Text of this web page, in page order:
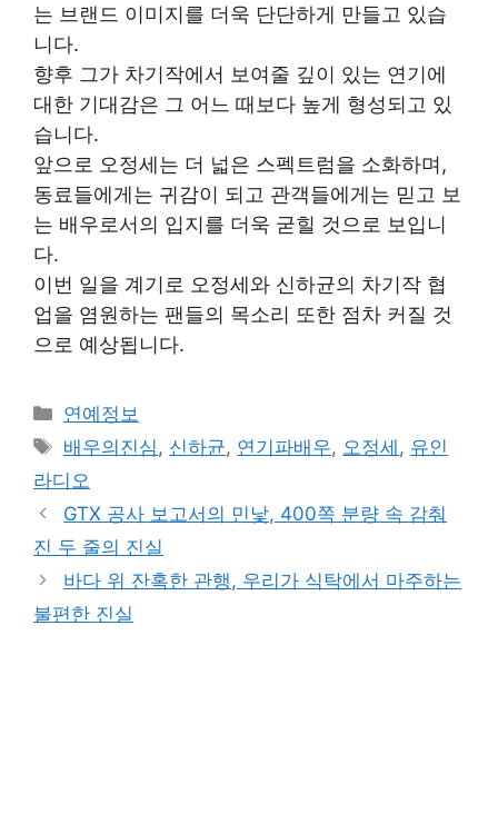
는 브랜드 이미지를 더욱 단단하게 만들고 있습
니다.
향후 그가 차기작에서 보여줄 깊이 있는 연기에
대한 기대감은 그 어느 때보다 높게 형성되고 있
습니다.
앞으로 오정세는 더 넓은 스펙트럼을 소화하며,
동료들에게는 귀감이 되고 관객들에게는 믿고 보
는 배우로서의 입지를 더욱 굳힐 것으로 보입니
다.
이번 일을 계기로 오정세와 신하균의 차기작 협
업을 염원하는 팬들의 목소리 또한 점차 커질 것
으로 예상됩니다.
Categories
연예정보
Tags
배우의진심 , 신하균, 연기파배우, 오정세 , 유인
라디오
GTX 공사 보고서의 민낯, 400쪽 분량 속 감춰
진 두 줄의 진실
바다 위 잔혹한 관행, 우리가 식탁에서 마주하는
불편한 진실